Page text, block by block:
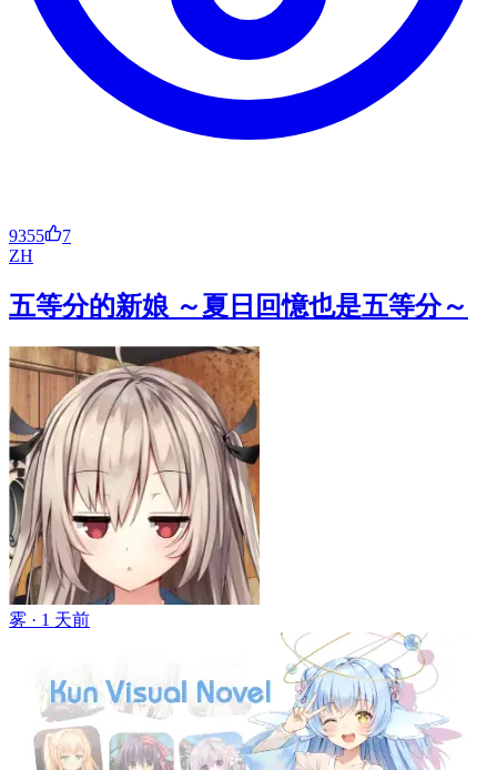
9355
7
ZH
五等分的新娘 ～夏日回憶也是五等分～
雾 · 1 天前